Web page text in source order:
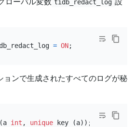
tidb_redact_log
= ON
ョンで生成されたすべてのログが秘
int , unique key (a));